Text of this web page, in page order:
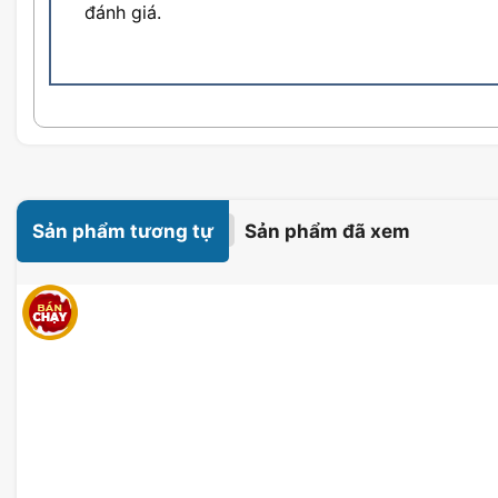
Các Tính Năng Nổi Bật Của Tai
AW520H 7.1
đánh giá.
Sản phẩm tương tự Sản phẩm đã xem